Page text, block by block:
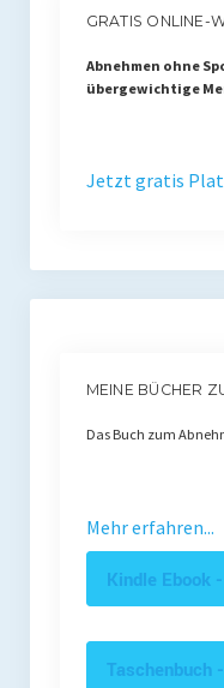
GRATIS ONLINE-
Abnehmen ohne
übergewichtige
Jetzt gratis
MEINE BÜCHER
Das Buch zum
Mehr erfahren...
Kindle Ebook
Taschenbuch